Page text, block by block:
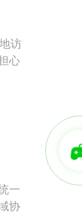
访
心
一
协